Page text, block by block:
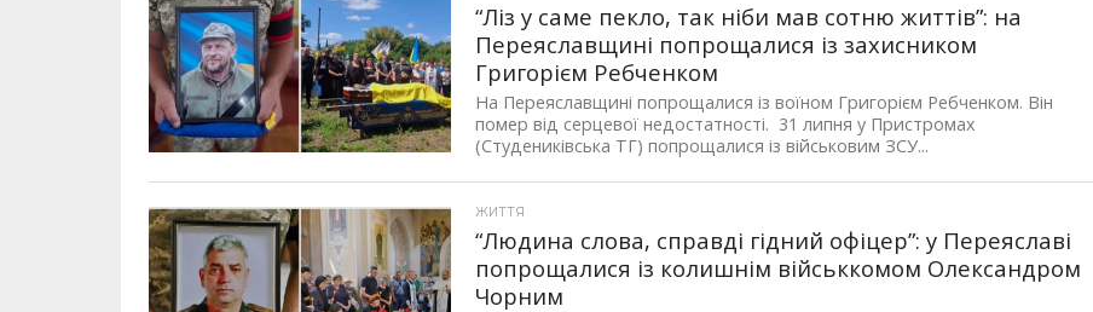
“Ліз у саме пекло, так ніби мав сотню життів”: на
Переяславщині попрощалися із захисником
Григорієм Ребченком
На Переяславщині попрощалися із воїном Григорієм Ребченком. Він
помер від серцевої недостатності. 31 липня у Пристромах
(Студениківська ТГ) попрощалися із військовим ЗСУ...
ЖИТТЯ
“Людина слова, справді гідний офіцер”: у Переяславі
попрощалися із колишнім військкомом Олександром
Чорним